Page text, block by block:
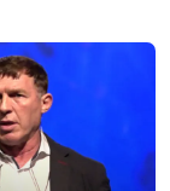
Николай
и